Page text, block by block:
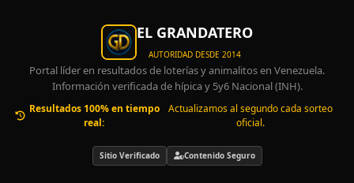
EL GRANDATERO
AUTORIDAD DESDE 2014
Portal líder en resultados de loterías y animalitos en Venezuela.
Información verificada de hípica y 5y6 Nacional (INH).
Resultados 100% en tiempo
real:
Actualizamos al segundo cada sorteo
oficial.
Sitio Verificado Contenido Seguro